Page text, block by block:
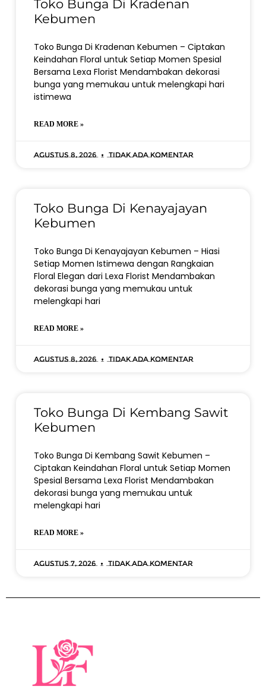
Toko Bunga Di Kradenan
Kebumen
Toko Bunga Di Kradenan Kebumen – Ciptakan
Keindahan Floral untuk Setiap Momen Spesial
Bersama Lexa Florist Mendambakan dekorasi
bunga yang memukau untuk melengkapi hari
istimewa
READ MORE »
Agustus 8, 2026 Tidak ada komentar
Toko Bunga Di Kenayajayan
Kebumen
Toko Bunga Di Kenayajayan Kebumen – Hiasi
Setiap Momen Istimewa dengan Rangkaian
Floral Elegan dari Lexa Florist Mendambakan
dekorasi bunga yang memukau untuk
melengkapi hari
READ MORE »
Agustus 8, 2026 Tidak ada komentar
Toko Bunga Di Kembang Sawit
Kebumen
Toko Bunga Di Kembang Sawit Kebumen –
Ciptakan Keindahan Floral untuk Setiap Momen
Spesial Bersama Lexa Florist Mendambakan
dekorasi bunga yang memukau untuk
melengkapi hari
READ MORE »
Agustus 7, 2026 Tidak ada komentar